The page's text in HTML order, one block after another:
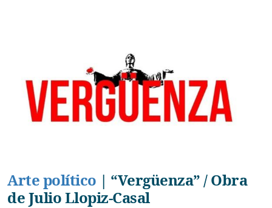
Arte político | “Vergüenza” / Obra
de Julio Llopiz-Casal